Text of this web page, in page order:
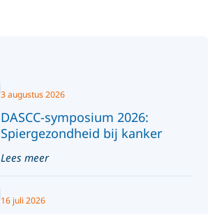
DASCC-symposium 2026:
Spiergezondheid bij kanker
3 augustus 2026
Lees meer
16 juli 2026